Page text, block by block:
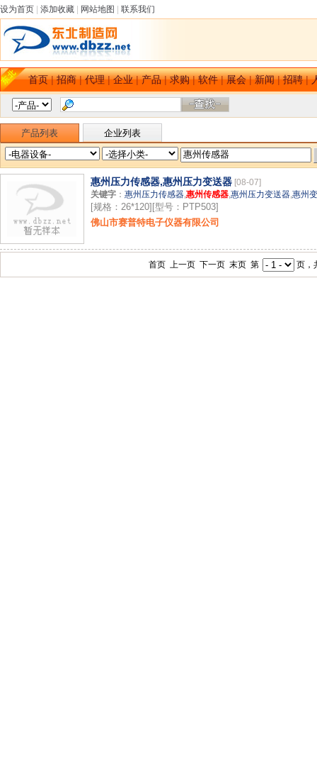
设为首页 添加收藏 网站地图 联系我们
首页|招商|代理|企业|产品|求购|软件|展会|新闻|招聘|
产品列表 企业列表
惠州压力传感器,惠州压力变送器 [08-07]
关键字 ： 惠州压力传感器,惠州传感器,惠州压力变送器,惠州
[规格：26*120][型号：PTP503]
佛山市赛普特电子仪器有限公司
首页 上一页 下一页 末页 第 页，